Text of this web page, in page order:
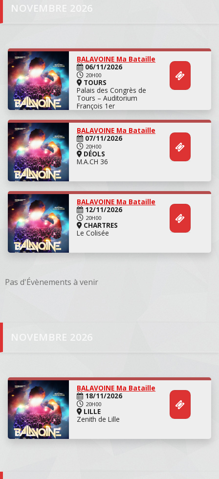
NOVEMBRE 2026
BALAVOINE Ma Bataille
06/11/2026
20H00
TOURS
Palais des Congrès de
Tours – Auditorium
François 1er
BALAVOINE Ma Bataille
07/11/2026
20H00
DÉOLS
M.A.CH 36
BALAVOINE Ma Bataille
12/11/2026
20H00
CHARTRES
Le Colisée
Pas d'Évènements à venir
NOVEMBRE 2026
Concert
BALAVOINE Ma Bataille
18/11/2026
20H00
LILLE
Zenith de Lille
Danse